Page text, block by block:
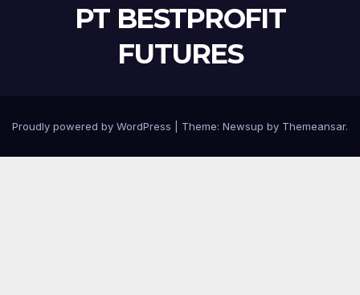
PT BESTPROFIT
FUTURES
Proudly powered by WordPress Theme: Newsup by Themeansar.